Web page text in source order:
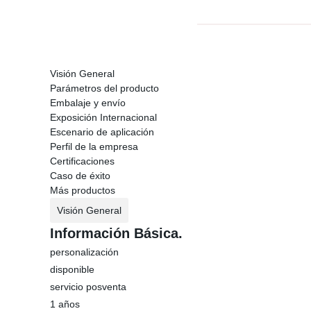
Visión General
Parámetros del producto
Embalaje y envío
Exposición Internacional
Escenario de aplicación
Perfil de la empresa
Certificaciones
Caso de éxito
Más productos
Visión General
Información Básica.
personalización
disponible
servicio posventa
1 años